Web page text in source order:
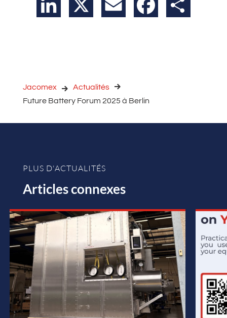
LinkedIn Email Facebook
Jacomex
Actualités
Future Battery Forum 2025 à Berlin
PLUS D'ACTUALITÉS
Articles connexes